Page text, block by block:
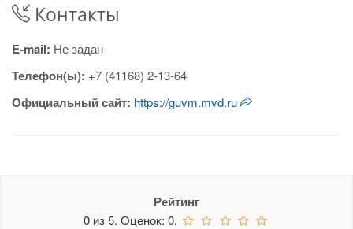
Контакты
E-mail: Не задан
Телефон(ы): +7 (41168) 2-13-64
Официальный сайт: https://guvm.mvd.ru
Рейтинг
0 из5. Оценок:0.